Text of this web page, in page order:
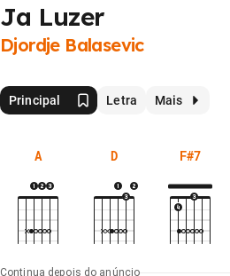
Ja Luzer
Djordje Balasevic
Principal Letra Mais
A D F#7
Continua depois do anúncio